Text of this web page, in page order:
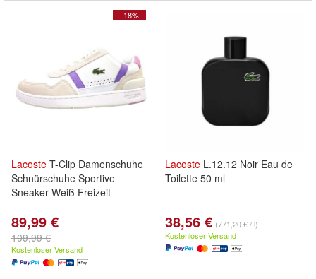
- 18%
Lacoste T-Clip Damenschuhe
Schnürschuhe Sportive
Sneaker Weiß Freizeit
89,99 €
109,99 €
Kostenloser Versand
Lacoste L.12.12 Noir Eau de
Toilette 50 ml
38,56 € (771,20 € / l)
Kostenloser Versand